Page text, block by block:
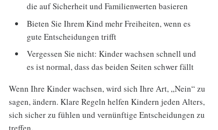
die auf Sicherheit und Familienwerten basieren
Bieten Sie Ihrem Kind mehr Freiheiten, wenn es
gute Entscheidungen trifft
Vergessen Sie nicht: Kinder wachsen schnell und
es ist normal, dass das beiden Seiten schwer fällt
Wenn Ihre Kinder wachsen, wird sich Ihre Art, „Nein“ zu
sagen, ändern. Klare Regeln helfen Kindern jeden Alters,
sich sicher zu fühlen und vernünftige Entscheidungen zu